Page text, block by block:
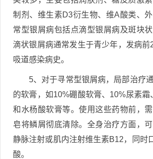
制剂、维生素D3衍生物、维A酸类、
常型银屑病包括点滴型银屑病及斑块
滴状银屑病通常发生于青少年，发病前
吸道感染病史。
5、对于寻常型银屑病，局部治疗
的软膏，如10%硼酸软膏、10%尿素霜
和水杨酸软膏等。使用这些药物前，
皂将鳞屑彻底清除。全身治疗方面，
静脉注射或肌内注射维生素B12，同时
酸。